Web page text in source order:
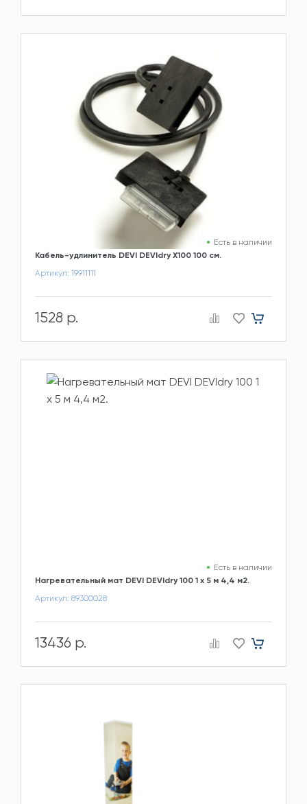
Есть в наличии
Кабель-удлинитель DEVI DEVIdry X100 100 см.
Артикул: 19911111
1528 р.
Есть в наличии
Нагревательный мат DEVI DEVIdry 100 1 х 5 м 4,4 м2.
Артикул: 89300028
13436 р.